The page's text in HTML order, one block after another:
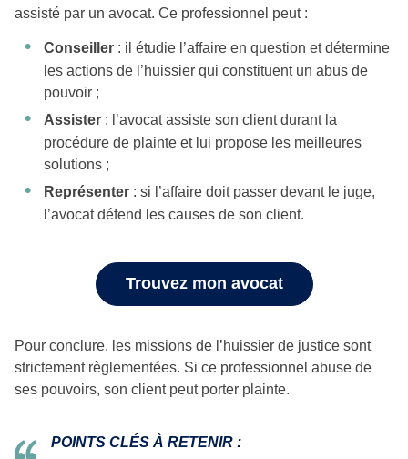
assisté par un avocat. Ce professionnel peut :
Conseiller : il étudie l’affaire en question et détermine
les actions de l’huissier qui constituent un abus de
pouvoir ;
Assister : l’avocat assiste son client durant la
procédure de plainte et lui propose les meilleures
solutions ;
Représenter : si l’affaire doit passer devant le juge,
l’avocat défend les causes de son client.
Trouvez mon avocat
Pour conclure, les missions de l’huissier de justice sont
strictement règlementées. Si ce professionnel abuse de
ses pouvoirs, son client peut porter plainte.
POINTS CLÉS À RETENIR :